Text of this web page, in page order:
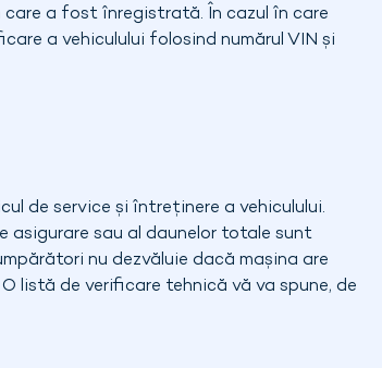
a fost înregistrată. În cazul în care
a vehiculului folosind numărul VIN și
de service și întreținere a vehiculului.
asigurare sau al daunelor totale sunt
nu dezvăluie dacă mașina are
listă de verificare tehnică vă va spune, de